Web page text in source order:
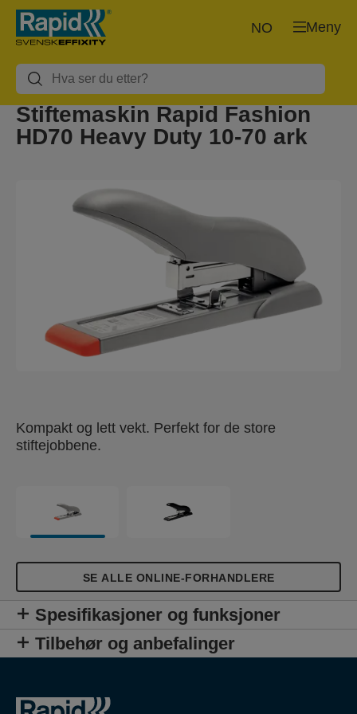
Meny
NO
Stiftemaskin Rapid Fashion
HD70 Heavy Duty 10-70 ark
Kompakt og lett vekt. Perfekt for de store
stiftejobbene.
SE ALLE ONLINE-FORHANDLERE
Spesifikasjoner og funksjoner
Tilbehør og anbefalinger